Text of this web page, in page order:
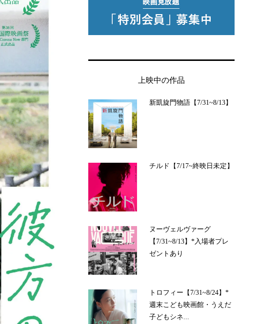
上映中の作品
新凱旋門物語【7/31~8/13】
チルド【7/17~終映日未定】
ヌーヴェルヴァーグ
【7/31~8/13】*入場者プレ
ゼントあり
トロフィー【7/31~8/24】*
週末こども映画館・うえだ
子どもシネ...